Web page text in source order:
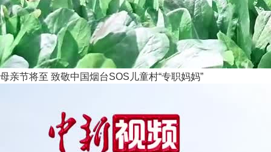
母亲节将至 致敬中国烟台SOS儿童村“专职妈妈”